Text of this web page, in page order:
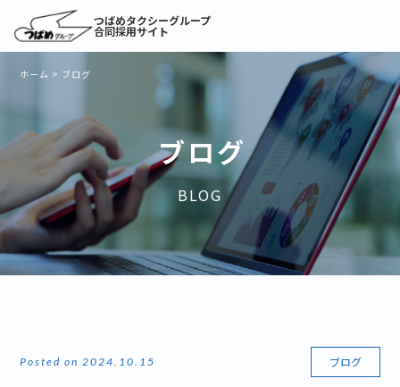
つばめタクシーグループ
合同採用サイト
ホーム > ブログ
ブログ
BLOG
Posted on 2024.10.15 ブログ